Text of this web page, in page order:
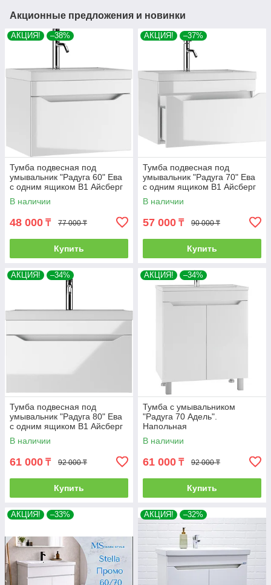
Акционные предложения и новинки
АКЦИЯ! –38%
Тумба подвесная под
умывальник "Радуга 60" Ева
с одним ящиком В1 Айсберг
В наличии
48 000 ₸ 77 000 ₸
Купить
АКЦИЯ! –37%
Тумба подвесная под
умывальник "Радуга 70" Ева
с одним ящиком В1 Айсберг
В наличии
57 000 ₸ 90 000 ₸
Купить
АКЦИЯ! –34%
Тумба подвесная под
умывальник "Радуга 80" Ева
с одним ящиком В1 Айсберг
В наличии
61 000 ₸ 92 000 ₸
Купить
АКЦИЯ! –34%
Тумба с умывальником
"Радуга 70 Адель".
Напольная
В наличии
61 000 ₸ 92 000 ₸
Купить
АКЦИЯ! –33% АКЦИЯ! –32%